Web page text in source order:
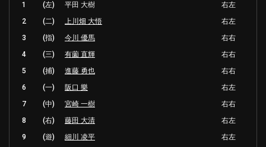
1 (左) 平田 大樹
右左
2
(二) 上川畑 大悟
右左
3
(指) 今川 優馬
右右
4
(三) 有薗 直輝
右右
5
(捕) 進藤 勇也
右右
6
(一) 阪口 樂
右左
7
(中) 宮崎 一樹
右右
8
(右) 藤田 大清
右左
9
(遊) 細川 凌平
右左